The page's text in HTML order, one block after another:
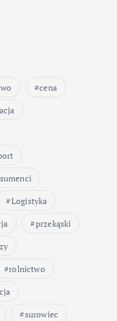
cena
Logistyka
przekąski
rolnictwo
surowiec